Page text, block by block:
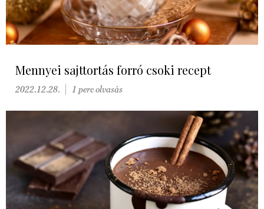
Mennyei sajttortás forró csoki recept
2022.12.28. 1 perc olvasás